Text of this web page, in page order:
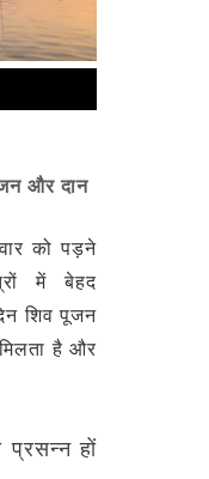
और दान
को पड़ने
में बेहद
शिव पूजन
है और
हों